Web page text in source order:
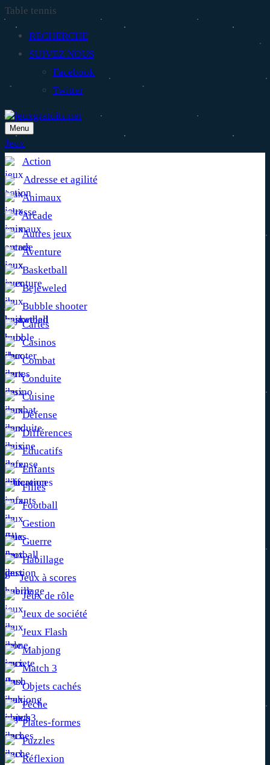
Table tennis
RECHERCHE
SUIVEZ NOUS
Facebook
Twitter
Menu
Jeux
Action
Adresse et agilité
Animaux
Arcade
Autres jeux
Aventure
Basketball
Bejeweled
Bubble shooter
Cartes
Casinos
Combat
Conduite
Cuisine
Défense
Différences
Educatifs
Enfants
Filles
Football
Gestion
Guerre
Habillage
Jeux à scores
Jeux de rôle
Jeux de société
Jeux Flash
Mahjong
Match 3
Objets cachés
Pêche
Plates-formes
Puzzles
Réflexion